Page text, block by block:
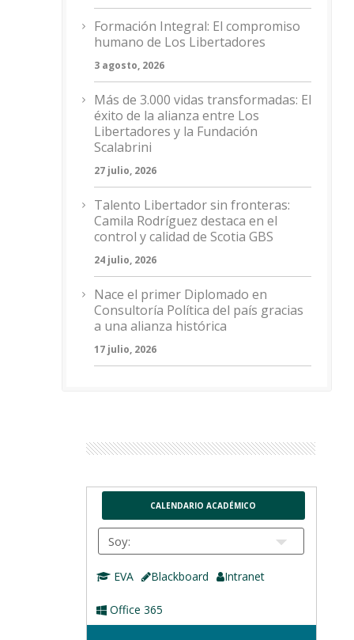
Formación Integral: El compromiso
humano de Los Libertadores
3 agosto, 2026
Más de 3.000 vidas transformadas: El
éxito de la alianza entre Los
Libertadores y la Fundación
Scalabrini
27 julio, 2026
Talento Libertador sin fronteras:
Camila Rodríguez destaca en el
control y calidad de Scotia GBS
24 julio, 2026
Nace el primer Diplomado en
Consultoría Política del país gracias
a una alianza histórica
17 julio, 2026